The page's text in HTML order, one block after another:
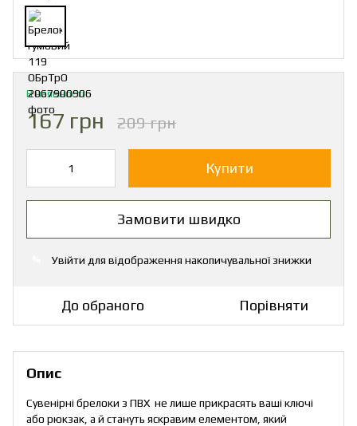
В наявності
167 грн 209 грн
Купити
Замовити швидко
Увійти для відображення накопичувальної знижки
До обраного Порівняти
Опис
Сувенірні брелоки з ПВХ не лише прикрасять ваші ключі
або рюкзак, а й стануть яскравим елементом, який